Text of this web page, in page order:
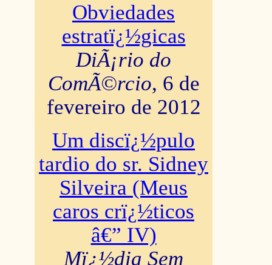
Obviedades
estratï¿½gicas
DiÃ¡rio do
ComÃ©rcio, 6 de
fevereiro de 2012
Um discï¿½pulo
tardio do sr. Sidney
Silveira (Meus
caros crï¿½ticos
â€” IV)
Mï¿½dia Sem